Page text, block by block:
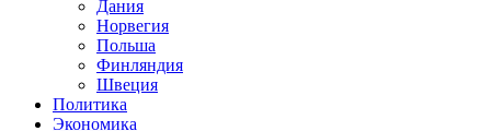
Дания
Норвегия
Польша
Финляндия
Швеция
Политика
Экономика